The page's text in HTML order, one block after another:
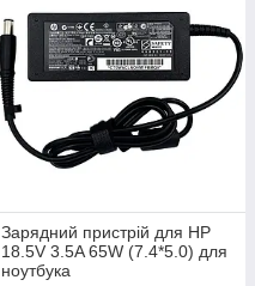
Зарядний пристрій для HP
18.5V 3.5A 65W (7.4*5.0) для
ноутбука